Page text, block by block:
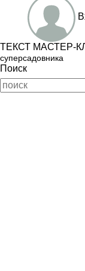
ТЕКСТ МАСТЕР-
суперсадовника
Поиск